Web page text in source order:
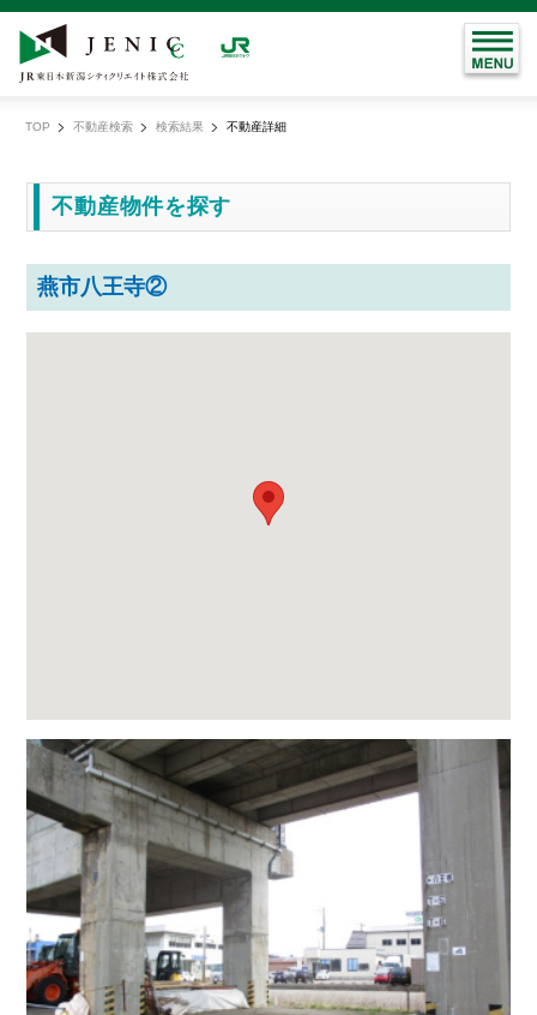
現
TOP 不動産検索 検索結果 不動産詳細
不動産物件を探す
燕市八王寺②